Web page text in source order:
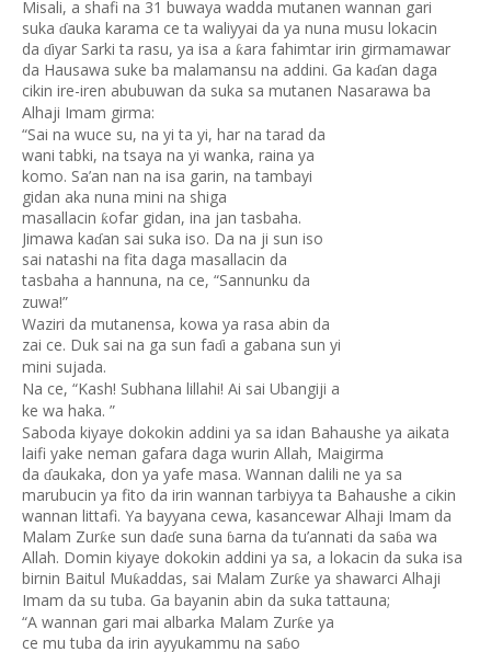
Misali, a shafi na 31 buwaya wadda mutanen wannan gari
suka ɗauka karama ce ta waliyyai da ya nuna musu lokacin
da ɗiyar Sarki ta rasu, ya isa a ƙara fahimtar irin girmamawar
da Hausawa suke ba malamansu na addini. Ga kaɗan daga
cikin ire-iren abubuwan da suka sa mutanen Nasarawa ba
Alhaji Imam girma:
“Sai na wuce su, na yi ta yi, har na tarad da
wani tabki, na tsaya na yi wanka, raina ya
komo. Sa’an nan na isa garin, na tambayi
gidan aka nuna mini na shiga
masallacin ƙofar gidan, ina jan tasbaha.
Jimawa kaɗan sai suka iso. Da na ji sun iso
sai natashi na fita daga masallacin da
tasbaha a hannuna, na ce, “Sannunku da
zuwa!”
Waziri da mutanensa, kowa ya rasa abin da
zai ce. Duk sai na ga sun faɗi a gabana sun yi
mini sujada.
Na ce, “Kash! Subhana lillahi! Ai sai Ubangiji a
ke wa haka. ”
Saboda kiyaye dokokin addini ya sa idan Bahaushe ya aikata
laifi yake neman gafara daga wurin Allah, Maigirma
da ɗaukaka, don ya yafe masa. Wannan dalili ne ya sa
marubucin ya fito da irin wannan tarbiyya ta Bahaushe a cikin
wannan littafi. Ya bayyana cewa, kasancewar Alhaji Imam da
Malam Zurƙe sun daɗe suna ɓarna da tu’annati da saɓa wa
Allah. Domin kiyaye dokokin addini ya sa, a lokacin da suka isa
birnin Baitul Muƙaddas, sai Malam Zurƙe ya shawarci Alhaji
Imam da su tuba. Ga bayanin abin da suka tattauna;
“A wannan gari mai albarka Malam Zurƙe ya
ce mu tuba da irin ayyukammu na saɓo